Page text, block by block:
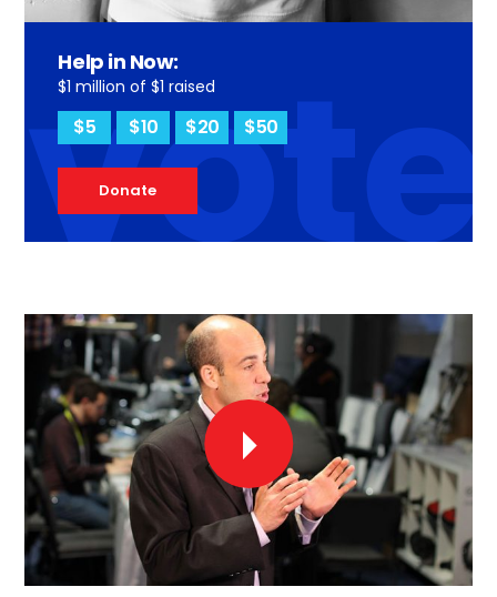
vote
Help in Now:
$1 million of $1 raised
$5 $10 $20 $50
Donate